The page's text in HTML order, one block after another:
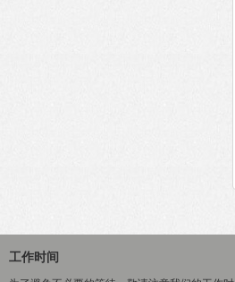
工作时间